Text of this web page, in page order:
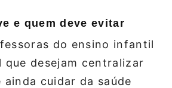
e quem deve evitar
do ensino infantil
que desejam centralizar
cuidar da saúde